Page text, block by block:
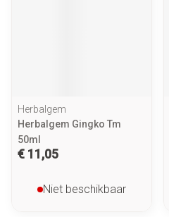
Herbalgem
Herbalgem Gingko Tm
50ml
€ 11,05
Niet beschikbaar